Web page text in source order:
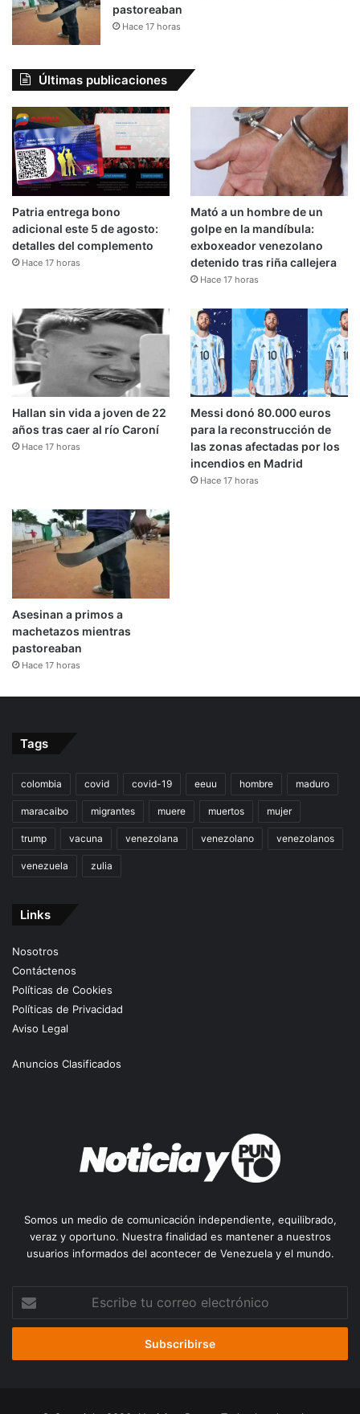
pastoreaban
Hace 17 horas
Últimas publicaciones
Patria entrega bono
adicional este 5 de agosto:
detalles del complemento
Hace 17 horas
Mató a un hombre de un
golpe en la mandíbula:
exboxeador venezolano
detenido tras riña callejera
Hace 17 horas
Hallan sin vida a joven de 22
años tras caer al río Caroní
Hace 17 horas
Messi donó 80.000 euros
para la reconstrucción de
las zonas afectadas por los
incendios en Madrid
Hace 17 horas
Asesinan a primos a
machetazos mientras
pastoreaban
Hace 17 horas
Tags
colombia covid covid-19 eeuu hombre maduro
maracaibo migrantes muere muertos mujer
trump vacuna venezolana venezolano venezolanos
venezuela zulia
Links
Nosotros
Contáctenos
Políticas de Cookies
Políticas de Privacidad
Aviso Legal
Anuncios Clasificados
Somos un medio de comunicación independiente, equilibrado,
veraz y oportuno. Nuestra finalidad es mantener a nuestros
usuarios informados del acontecer de Venezuela y el mundo.
correo